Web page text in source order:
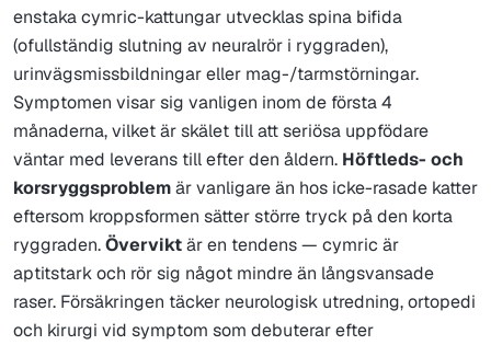
enstaka cymric-kattungar utvecklas spina bifida
(ofullständig slutning av neuralrör i ryggraden),
urinvägsmissbildningar eller mag-/tarmstörningar.
Symptomen visar sig vanligen inom de första 4
månaderna, vilket är skälet till att seriösa uppfödare
väntar med leverans till efter den åldern. Höftleds- och
korsryggsproblemär vanligare än hos icke-rasade katter
eftersom kroppsformen sätter större tryck på den korta
ryggraden.Överviktär en tendens — cymric är
aptitstark och rör sig något mindre än långsvansade
raser. Försäkringen täcker neurologisk utredning, ortopedi
och kirurgi vid symptom som debuterar efter